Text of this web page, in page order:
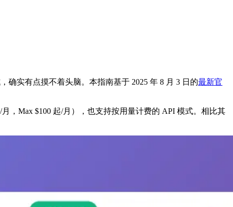
确实有点摸不着头脑。本指南基于 2025 年 8 月 3 日的最新官
，Max $100 起/月），也支持按用量计费的 API 模式。相比其